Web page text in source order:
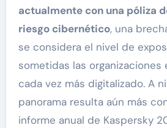
actualmente con una póliza
riesgo cibernético, una
se considera el nivel de
sometidas las organizaciones
cada vez más digitalizado. A
panorama resulta aún más
informe anual de Kaspersky